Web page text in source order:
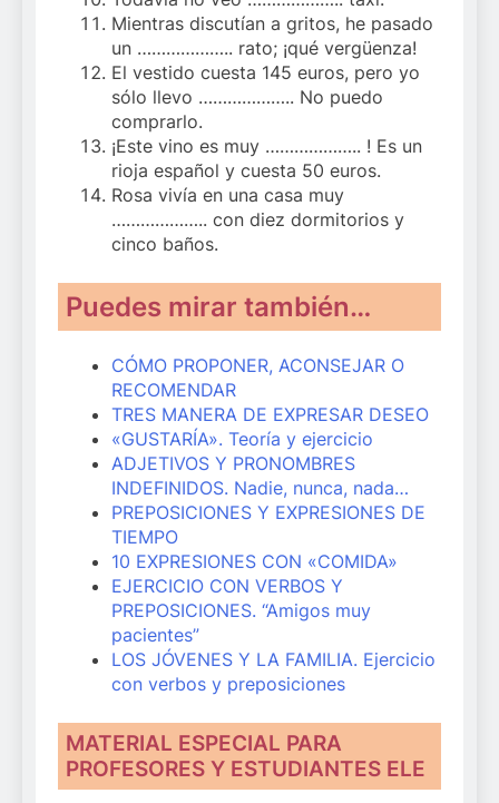
Mientras discutían a gritos, he pasado
un ……………….. rato; ¡qué vergüenza!
El vestido cuesta 145 euros, pero yo
sólo llevo ……………….. No puedo
comprarlo.
¡Este vino es muy ……………….. ! Es un
rioja español y cuesta 50 euros.
Rosa vivía en una casa muy
……………….. con diez dormitorios y
cinco baños.
Puedes mirar también…
CÓMO PROPONER, ACONSEJAR O
RECOMENDAR
TRES MANERA DE EXPRESAR DESEO
«GUSTARÍA». Teoría y ejercicio
ADJETIVOS Y PRONOMBRES
INDEFINIDOS. Nadie, nunca, nada…
PREPOSICIONES Y EXPRESIONES DE
TIEMPO
10 EXPRESIONES CON «COMIDA»
EJERCICIO CON VERBOS Y
PREPOSICIONES. “Amigos muy
pacientes”
LOS JÓVENES Y LA FAMILIA. Ejercicio
con verbos y preposiciones
MATERIAL ESPECIAL PARA
PROFESORES Y ESTUDIANTES ELE